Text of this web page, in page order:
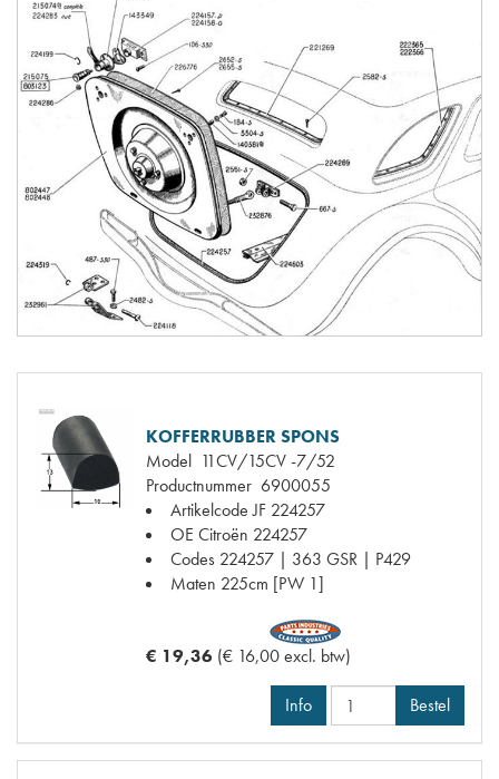
KOFFERRUBBER SPONS
Model 11CV/15CV -7/52
Productnummer 6900055
Artikelcode JF 224257
OE Citroën 224257
Codes 224257 | 363 GSR | P429
Maten 225cm [PW 1]
€ 19,36 (€ 16,00 excl. btw)
Info Bestel